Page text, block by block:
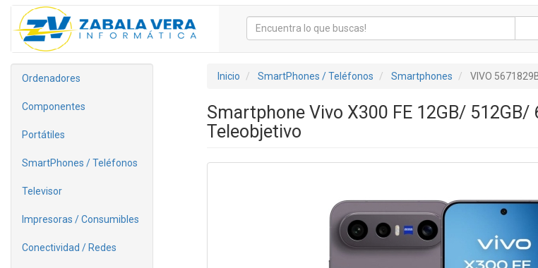
Ordenadores
Componentes
Portátiles
SmartPhones / Teléfonos
Televisor
Impresoras / Consumibles
Conectividad / Redes
Inicio SmartPhones / Teléfonos Smartphones VIVO
Smartphone Vivo X300 FE 12GB/
Teleobjetivo